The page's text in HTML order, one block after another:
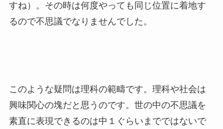
すね）。その時は何度やっても同じ位置に着地す
るので不思議でなりませんでした。
このような疑問は理科の範疇です。理科や社会は
興味関心の塊だと思うのです。世の中の不思議を
素直に表現できるのは中１ぐらいまでではないで